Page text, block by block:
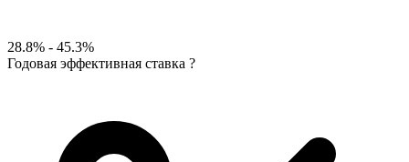
28.8% - 45.3%
Годовая эффективная ставка ?